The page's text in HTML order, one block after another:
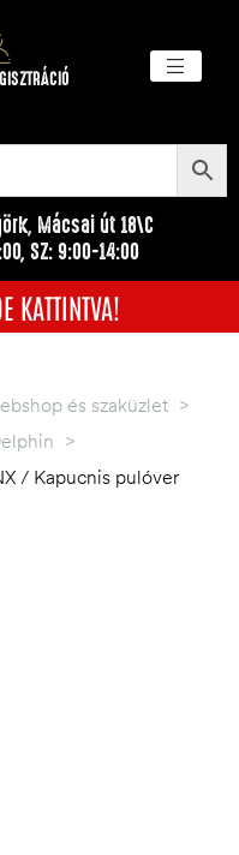
Mácsai út 18\C
SZ: 9:00-14:00
KATTINTVA!
és szaküzlet >
>
/ Kapucnis pulóver